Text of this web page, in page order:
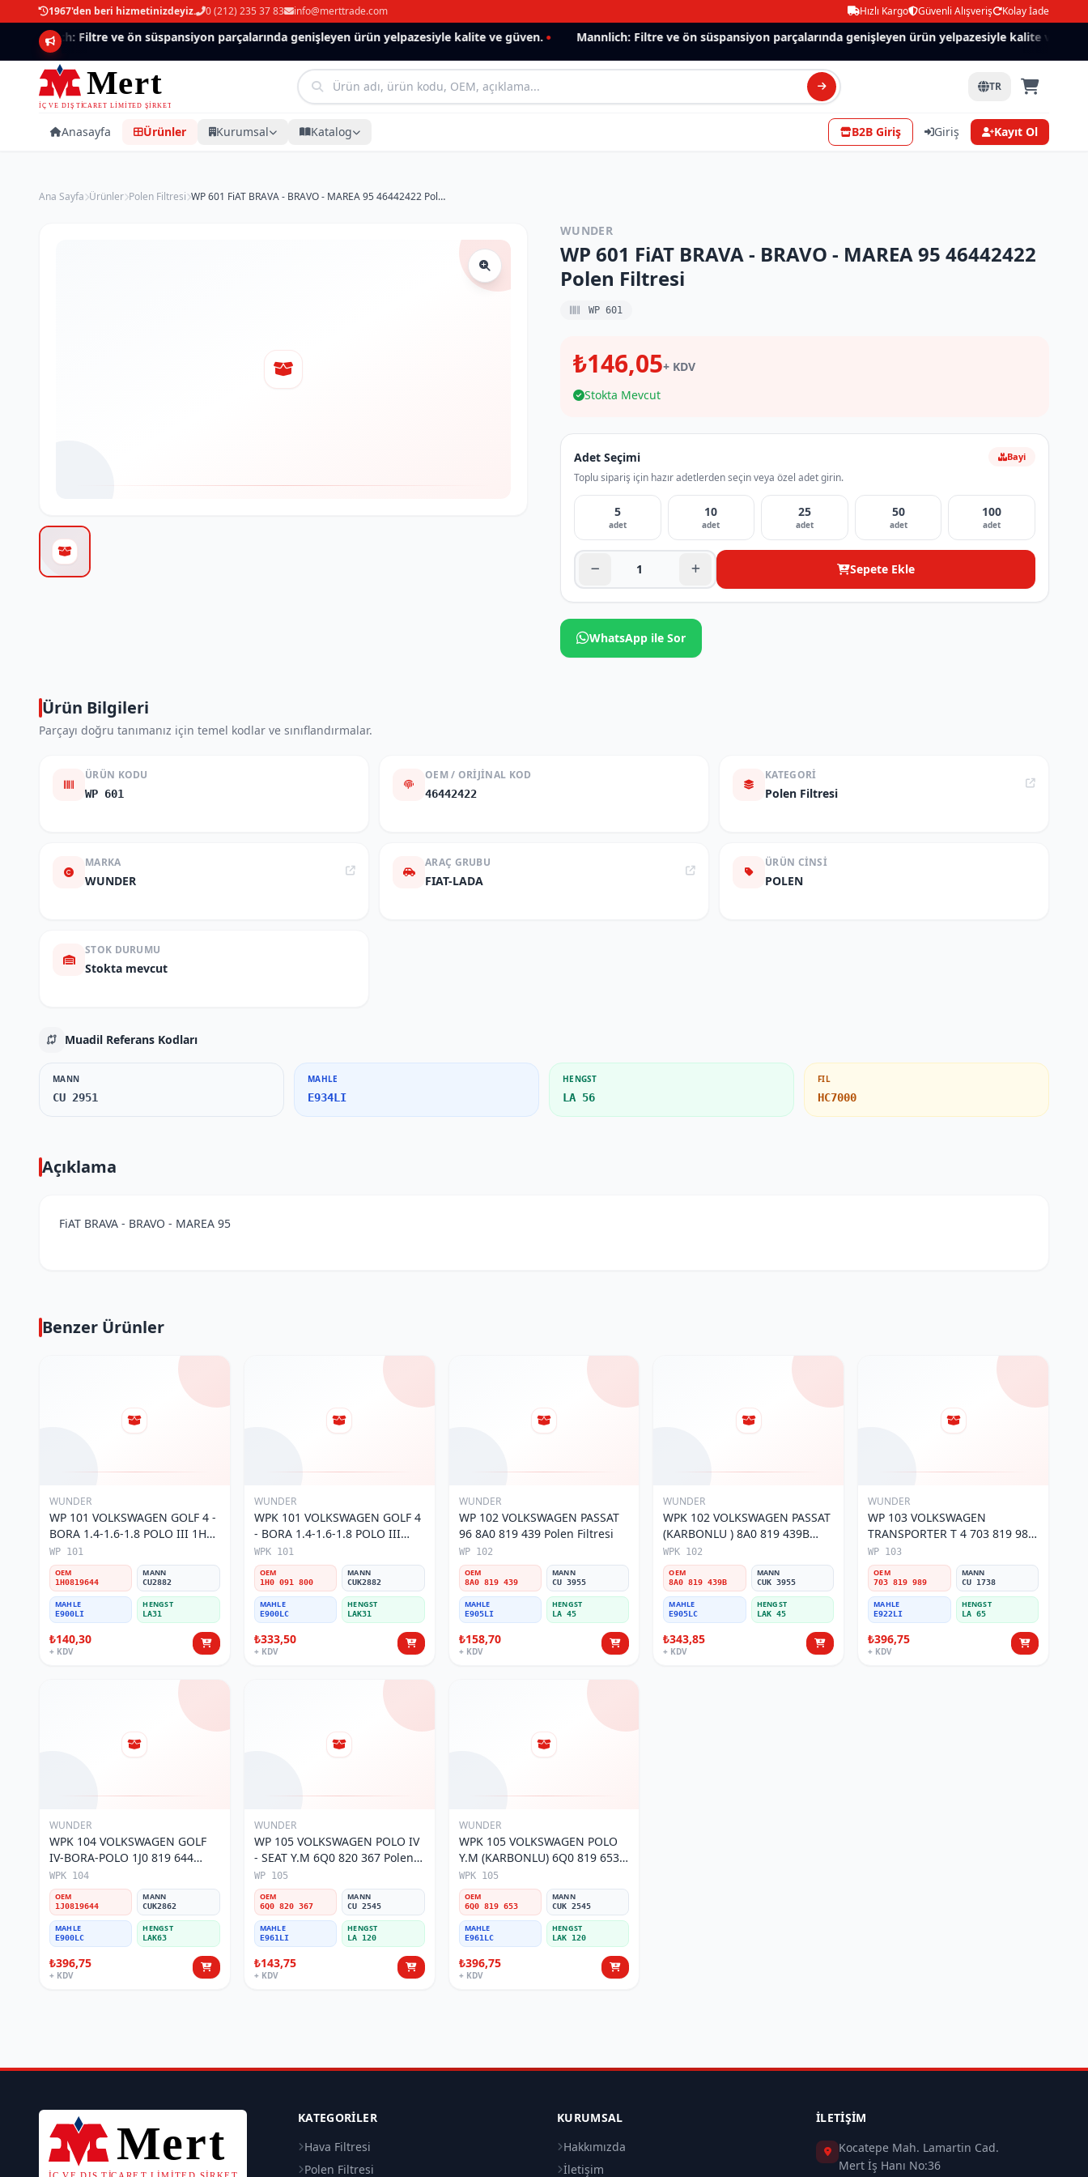
1967'den beri hizmetinizdeyiz. 0 (212) 235 37 83 info@merttrade.com Hızlı Kargo Güvenli Alışveriş Kolay İade
Mannlich: Filtre ve ön süspansiyon parçalarında genişleyen ürün yelpazesiyle kalite ve güven. Mannlich: Filtre ve ön süspansiyon parçalarında genişleyen ürün yelpazesiyle kalite ve güven.
TR
Anasayfa Ürünler Kurumsal Katalog B2B Giriş Giriş Kayıt Ol
Ana Sayfa Ürünler Polen Filtresi WP 601 FiAT BRAVA - BRAVO - MAREA 95 46442422 Polen Filtresi
WUNDER
WP 601 FiAT BRAVA - BRAVO - MAREA 95 46442422
Polen Filtresi
WP 601
₺146,05+ KDV
Stokta Mevcut
Adet Seçimi
Toplu sipariş için hazır adetlerden seçin veya özel adet girin.
Bayi
5
adet
10
adet
25
adet
50
adet
100
adet
Sepete Ekle
WhatsApp ile Sor
Ürün Bilgileri
Parçayı doğru tanımanız için temel kodlar ve sınıflandırmalar.
ÜRÜN KODU
WP 601
OEM / ORIJINAL KOD
46442422
KATEGORI
Polen Filtresi
MARKA
WUNDER
ARAÇ GRUBU
FIAT-LADA
ÜRÜN CINSI
POLEN
STOK DURUMU
Stokta mevcut
Muadil Referans Kodları
MANN
CU 2951
MAHLE
E934LI
HENGST
LA 56
FIL
HC7000
Açıklama
FiAT BRAVA - BRAVO - MAREA 95
Benzer Ürünler
WUNDER
WP 101 VOLKSWAGEN GOLF 4 -
BORA 1.4-1.6-1.8 POLO III 1H0
819 644 Polen Filtresi
WP 101
OEM
1H0819644
MANN
CU2882
MAHLE
E900LI
HENGST
LA31
₺140,30
+ KDV
WUNDER
WPK 101 VOLKSWAGEN GOLF 4
- BORA 1.4-1.6-1.8 POLO III
KARBONLU 1H0 091 800 Polen
Filtresi
WPK 101
OEM
1H0 091 800
MANN
CUK2882
MAHLE
E900LC
HENGST
LAK31
₺333,50
+ KDV
WUNDER
WP 102 VOLKSWAGEN PASSAT
96 8A0 819 439 Polen Filtresi
WP 102
OEM
8A0 819 439
MANN
CU 3955
MAHLE
E905LI
HENGST
LA 45
₺158,70
+ KDV
WUNDER
WPK 102 VOLKSWAGEN PASSAT
(KARBONLU ) 8A0 819 439B
Polen Filtresi
WPK 102
OEM
8A0 819 439B
MANN
CUK 3955
MAHLE
E905LC
HENGST
LAK 45
₺343,85
+ KDV
WUNDER
WP 103 VOLKSWAGEN
TRANSPORTER T 4 703 819 989
Polen Filtresi
WP 103
OEM
703 819 989
MANN
CU 1738
MAHLE
E922LI
HENGST
LA 65
₺396,75
+ KDV
WUNDER
WPK 104 VOLKSWAGEN GOLF
IV-BORA-POLO 1J0 819 644
Polen Filtresi
WPK 104
OEM
1J0819644
MANN
CUK2862
MAHLE
E900LC
HENGST
LAK63
₺396,75
+ KDV
WUNDER
WP 105 VOLKSWAGEN POLO IV
- SEAT Y.M 6Q0 820 367 Polen
Filtresi
WP 105
OEM
6Q0 820 367
MANN
CU 2545
MAHLE
E961LI
HENGST
LA 120
₺143,75
+ KDV
WUNDER
WPK 105 VOLKSWAGEN POLO
Y.M (KARBONLU) 6Q0 819 653
Polen Filtresi
WPK 105
OEM
6Q0 819 653
MANN
CUK 2545
MAHLE
E961LC
HENGST
LAK 120
₺396,75
+ KDV
KATEGORILER
Hava Filtresi
Polen Filtresi
KURUMSAL
Hakkımızda
İletişim
İLETIŞIM
Kocatepe Mah. Lamartin Cad.
Mert İş Hanı No:36